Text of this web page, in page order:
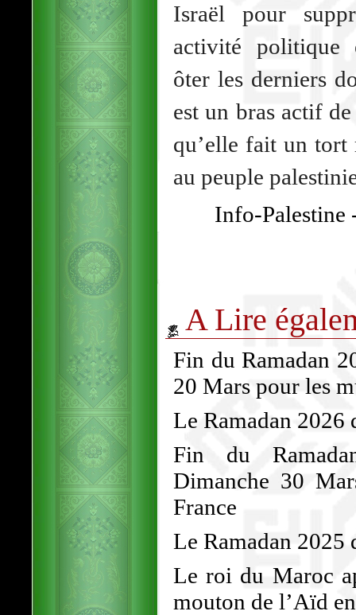
Israël pour
activité politique
ôter les derniers
est un bras actif
qu’elle fait un
au peuple
Info-Palestine
A Lire
Fin du Ramadan
20 Mars pour les
Le Ramadan 2026
Fin du
Dimanche 30
France
Le Ramadan 2025
Le roi du Maroc
mouton de l’Aïd